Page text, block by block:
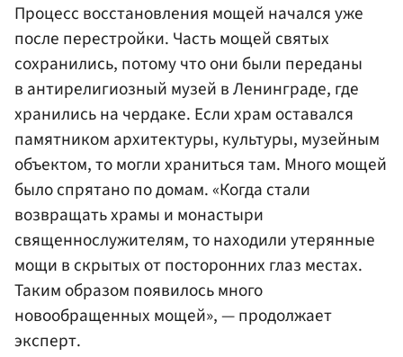
Процесс восстановления мощей начался уже
после перестройки. Часть мощей святых
сохранились, потому что они были переданы
в антирелигиозный музей в Ленинграде, где
хранились на чердаке. Если храм оставался
памятником архитектуры, культуры, музейным
объектом, то могли храниться там. Много мощей
было спрятано по домам. «Когда стали
возвращать храмы и монастыри
священнослужителям, то находили утерянные
мощи в скрытых от посторонних глаз местах.
Таким образом появилось много
новообращенных мощей», — продолжает
эксперт.